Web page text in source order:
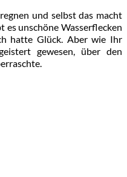
und selbst das macht
es unschöne Wasserflecken
hatte Glück. Aber wie Ihr
gewesen, über den